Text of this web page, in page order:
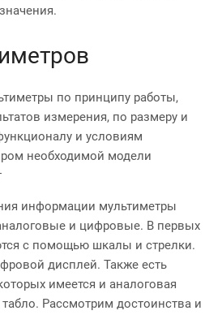
по принципу работы,
измерения, по размеру и
и условиям
необходимой модели
информации мультиметры
и цифровые. В первых
с помощью шкалы и стрелки.
дисплей. Также есть
имеется и аналоговая
Рассмотрим достоинства и